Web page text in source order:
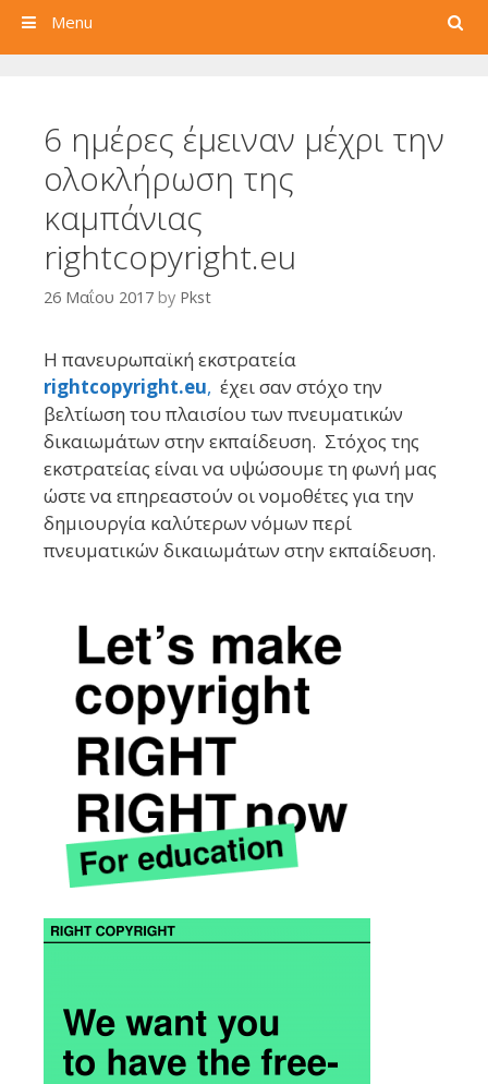
Search
Menu
6 ημέρες έμειναν μέχρι την
ολοκλήρωση της
καμπάνιας
rightcopyright.eu
26 Μαΐου 2017 by Pkst
Η πανευρωπαϊκή εκστρατεία
rightcopyright.eu, έχει σαν στόχο την
βελτίωση του πλαισίου των πνευματικών
δικαιωμάτων στην εκπαίδευση. Στόχος της
εκστρατείας είναι να υψώσουμε τη φωνή μας
ώστε να επηρεαστούν οι νομοθέτες για την
δημιουργία καλύτερων νόμων περί
πνευματικών δικαιωμάτων στην εκπαίδευση.